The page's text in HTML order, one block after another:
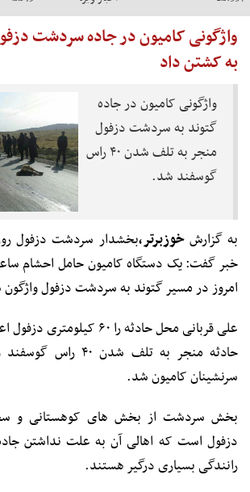
به کشتن داد
واژگونی کامیون در جاده
گتوند به سردشت دزفول
منجر به تلف شدن ۴۰ راس
گوسفند شد.
به گزارشخوزبرتر،بخشدار سردشت دزفول
خبر گفت: یک دستگاه کامیون حامل احشام
امروز در مسیر گتوند به سردشت دزفول
علی قربانی محل حادثه را ۶۰
حادثه منجر به تلف
سرنشینان کامیون شد.
بخش سردشت از بخش های کوهستانی و
دزفول است که اهالی آن به علت نداشتن
رانندگی بسیاری درگیر هستند.